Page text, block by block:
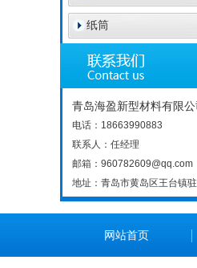
纸筒
青岛海盈新型材料有限公
电话：18663990883
联系人：任经理
邮箱：960782609@qq.com
地址：青岛市黄岛区王台镇
网站首页